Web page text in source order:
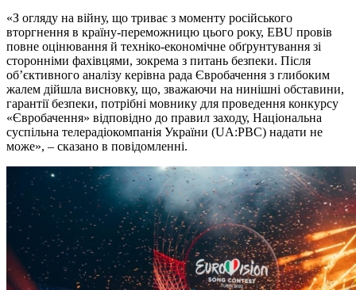
«З огляду на війну, що триває з моменту російського
вторгнення в країну-переможницю цього року, EBU провів
повне оцінювання й техніко-економічне обґрунтування зі
сторонніми фахівцями, зокрема з питань безпеки. Після
об’єктивного аналізу керівна рада Євробачення з глибоким
жалем дійшла висновку, що, зважаючи на нинішні обставини,
гарантії безпеки, потрібні мовнику для проведення конкурсу
«Євробачення» відповідно до правил заходу, Національна
суспільна телерадіокомпанія України (UA:PBC) надати не
може», – сказано в повідомленні.